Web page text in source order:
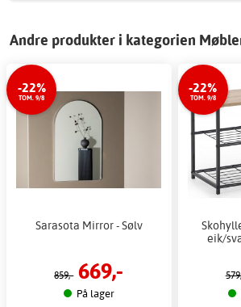
Andre produkter i kategorien
-22%
TOM. 9/8
Sarasota Mirror - Sølv
859,- 669,-
På lager
-22%
TOM. 9/8
eik/